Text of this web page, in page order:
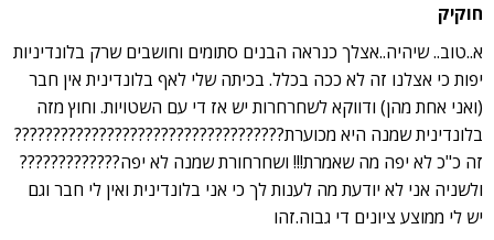
חוקיק
א..טוב.. שיהיה..אצלך כנראה הבנים סתומים וחושבים שרק בלונדיניות
יפות כי אצלנו זה לא ככה בכלל. בכיתה שלי לאף בלונדינית אין חבר
(ואני אחת מהן) ודווקא לשחרחרות יש אז די עם השטויות. וחוץ מזה
בלונדינית שמנה היא מכוערת???????????????????????????????????
זה כ"כ לא יפה מה שאמרת!!! ושחרחורת שמנה לא יפה?????????????
ולשניה אני לא יודעת מה לענות לך כי אני בלונדינית ואין לי חבר וגם
יש לי ממוצע ציונים די גבוה.זהו